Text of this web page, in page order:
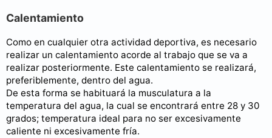
Calentamiento
Como en cualquier otra actividad deportiva, es necesario
realizar un calentamiento acorde al trabajo que se va a
realizar posteriormente. Este calentamiento se realizará,
preferiblemente, dentro del agua.
De esta forma se habituará la musculatura a la
temperatura del agua, la cual se encontrará entre 28 y 30
grados; temperatura ideal para no ser excesivamente
caliente ni excesivamente fría.